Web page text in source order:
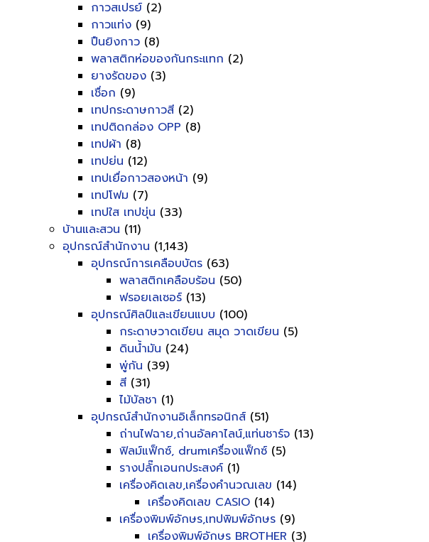
กาวสเปรย์ (2)
กาวแท่ง (9)
ปืนยิงกาว (8)
พลาสติกห่อของกันกระแทก (2)
ยางรัดของ (3)
เชื่อก (9)
เทปกระดาษกาวสี (2)
เทปติดกล่อง OPP (8)
เทปผ้า (8)
เทปย่น (12)
เทปเยื่อกาวสองหน้า (9)
เทปโฟม (7)
เทปใส เทปขุ่น (33)
บ้านและสวน (11)
อุปกรณ์สำนักงาน (1,143)
อุปกรณ์การเคลือบบัตร (63)
พลาสติกเคลือบร้อน (50)
ฟรอยเลเซอร์ (13)
อุปกรณ์ศิลป์และเขียนแบบ (100)
กระดาษวาดเขียน สมุด วาดเขียน (5)
ดินน้ำมัน (24)
พู่กัน (39)
สี (31)
ไม้บัลชา (1)
อุปกรณ์สำนักงานอิเล็กทรอนิกส์ (51)
ถ่านไฟฉาย,ถ่านอัลคาไลน์,แท่นชาร์จ (13)
ฟิลม์แฟ็กซ์, drumเครื่องแฟ็กซ์ (5)
รางปลั๊กเอนกประสงค์ (1)
เครื่องคิดเลข,เครื่องคำนวณเลข (14)
เครื่องคิดเลข CASIO (14)
เครื่องพิมพ์อักษร,เทปพิมพ์อักษร (9)
เครื่องพิมพ์อักษร BROTHER (3)